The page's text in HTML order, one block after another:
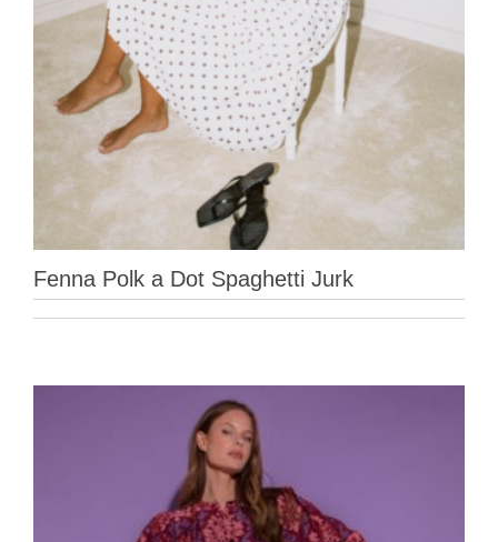
Fenna Polk a Dot Spaghetti Jurk